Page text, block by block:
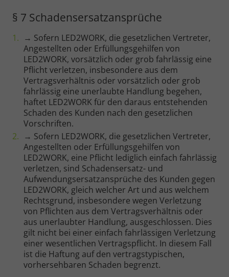
§ 7 Schadensersatzansprüche
→ Sofern LED2WORK, die gesetzlichen Vertreter,
Angestellten oder Erfüllungsgehilfen von
LED2WORK, vorsätzlich oder grob fahrlässig eine
Pflicht verletzen, insbesondere aus dem
Vertragsverhältnis oder vorsätzlich oder grob
fahrlässig eine unerlaubte Handlung begehen,
haftet LED2WORK für den daraus entstehenden
Schaden des Kunden nach den gesetzlichen
Vorschriften.
→ Sofern LED2WORK, die gesetzlichen Vertreter,
Angestellten oder Erfüllungsgehilfen von
LED2WORK, eine Pflicht lediglich einfach fahrlässig
verletzen, sind Schadensersatz- und
Aufwendungsersatzansprüche des Kunden gegen
LED2WORK, gleich welcher Art und aus welchem
Rechtsgrund, insbesondere wegen Verletzung
von Pflichten aus dem Vertragsverhältnis oder
aus unerlaubter Handlung, ausgeschlossen. Dies
gilt nicht bei einer einfach fahrlässigen Verletzung
einer wesentlichen Vertragspflicht. In diesem Fall
ist die Haftung auf den vertragstypischen,
vorhersehbaren Schaden begrenzt.